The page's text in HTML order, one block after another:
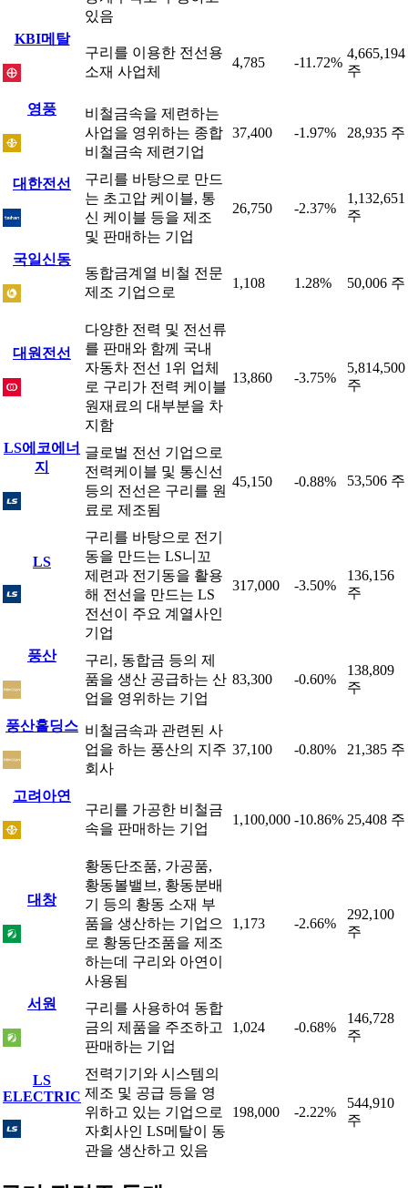
있음
KBI메탈
구리를 이용한 전선용
소재 사업체
4,785 -11.72%
4,665,194
주
영풍
비철금속을 제련하는
사업을 영위하는 종합
비철금속 제련기업
37,400 -1.97% 28,935 주
대한전선
구리를 바탕으로 만드
는 초고압 케이블, 통
신 케이블 등을 제조
및 판매하는 기업
26,750 -2.37%
1,132,651
주
국일신동
동합금계열 비철 전문
제조 기업으로
1,108 1.28% 50,006 주
대원전선
다양한 전력 및 전선류
를 판매와 함께 국내
자동차 전선 1위 업체
로 구리가 전력 케이블
원재료의 대부분을 차
지함
13,860 -3.75%
5,814,500
주
LS에코에너
지
글로벌 전선 기업으로
전력케이블 및 통신선
등의 전선은 구리를 원
료로 제조됨
45,150 -0.88% 53,506 주
LS
구리를 바탕으로 전기
동을 만드는 LS니꼬
제련과 전기동을 활용
해 전선을 만드는 LS
전선이 주요 계열사인
기업
317,000 -3.50%
136,156
주
풍산
구리, 동합금 등의 제
품을 생산 공급하는 산
업을 영위하는 기업
83,300 -0.60%
138,809
주
풍산홀딩스 비철금속과 관련된 사
업을 하는 풍산의 지주
회사
37,100 -0.80% 21,385 주
고려아연
구리를 가공한 비철금
속을 판매하는 기업
1,100,000 -10.86% 25,408 주
대창
황동단조품, 가공품,
황동볼밸브, 황동분배
기 등의 황동 소재 부
품을 생산하는 기업으
로 황동단조품을 제조
하는데 구리와 아연이
사용됨
1,173 -2.66%
292,100
주
서원
구리를 사용하여 동합
금의 제품을 주조하고
판매하는 기업
1,024 -0.68%
146,728
주
LS
ELECTRIC
전력기기와 시스템의
제조 및 공급 등을 영
위하고 있는 기업으로
자회사인 LS메탈이 동
관을 생산하고 있음
198,000 -2.22%
544,910
주